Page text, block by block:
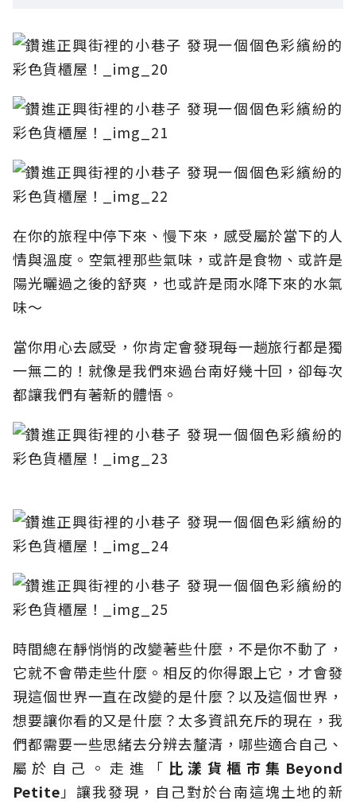
在你的旅程中停下來、慢下來，感受屬於當下的人
情與溫度。空氣裡那些氣味，或許是食物、或許是
陽光曬過之後的舒爽，也或許是雨水降下來的水氣
味～
當你用心去感受，你肯定會發現每一趟旅行都是獨
一無二的！就像是我們來過台南好幾十回，卻每次
都讓我們有著新的體悟。
時間總在靜悄悄的改變著些什麼，不是你不動了，
它就不會帶走些什麼。相反的你得跟上它，才會發
現這個世界一直在改變的是什麼？以及這個世界，
想要讓你看的又是什麼？太多資訊充斥的現在，我
們都需要一些思緒去分辨去釐清，哪些適合自己、
屬於自己。走進「 比漾貨櫃市集 Beyond
Petite 」讓我發現，自己對於台南這塊土地的新